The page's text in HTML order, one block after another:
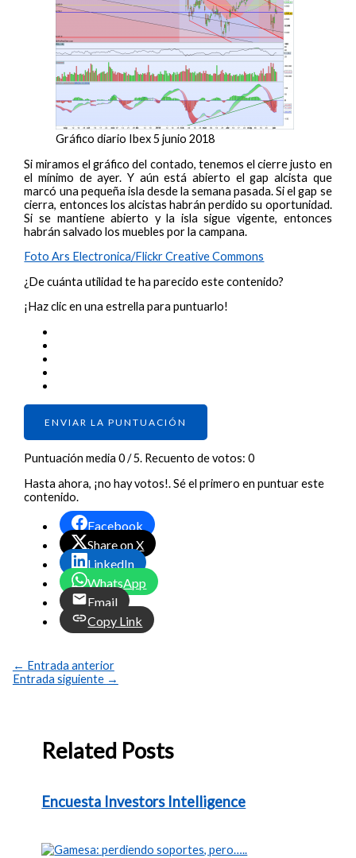
Gráfico diario Ibex 5 junio 2018
Si miramos el gráfico del contado, tenemos el cierre justo en
el mínimo de ayer. Y aún está abierto el gap alcista que
marcó una pequeña isla desde la semana pasada. Si el gap se
cierra, entonces los alcistas habrán perdido su oportunidad.
Si se mantiene abierto y la isla sigue vigente, entonces
habrán salvado los muebles por la campana.
Foto Ars Electronica/Flickr Creative Commons
¿De cuánta utilidad te ha parecido este contenido?
¡Haz clic en una estrella para puntuarlo!
ENVIAR LA PUNTUACIÓN
Puntuación media0/ 5. Recuento de votos:0
Hasta ahora, ¡no hay votos!. Sé el primero en puntuar este
contenido.
Facebook
Share on X
LinkedIn
WhatsApp
Email
Copy Link
← Entrada anterior
Entrada siguiente →
Related Posts
Encuesta Investors Intelligence